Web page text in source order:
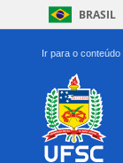
BRASIL
Ir para o conteúdo